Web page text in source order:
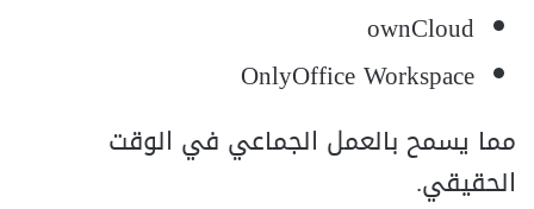
ownCloud
OnlyOffice Workspace
مما يسمح بالعمل الجماعي في الوقت
الحقيقي.